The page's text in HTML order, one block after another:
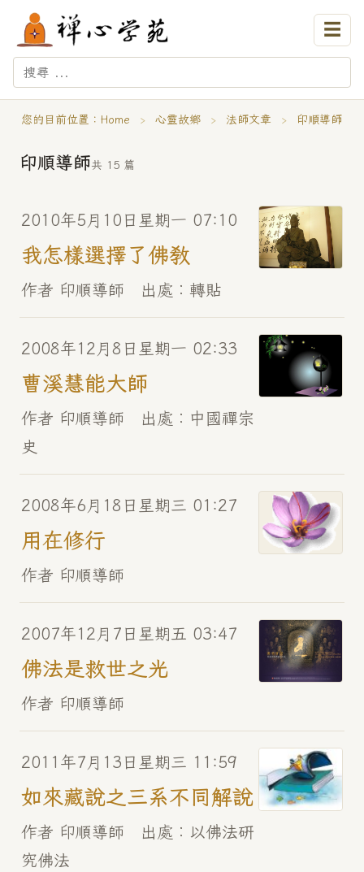
☰
您的目前位置： Home › 心靈故鄉 › 法師文章 › 印順導師
印順導師共 15 篇
2010年5月10日星期一 07:10
我怎樣選擇了佛教
作者 印順導師 出處︰轉貼
2008年12月8日星期一 02:33
曹溪慧能大師
作者 印順導師 出處︰中國禪宗
史
2008年6月18日星期三 01:27
用在修行
作者 印順導師
2007年12月7日星期五 03:47
佛法是救世之光
作者 印順導師
2011年7月13日星期三 11:59
如來藏說之三系不同解說
作者 印順導師 出處︰以佛法研
究佛法